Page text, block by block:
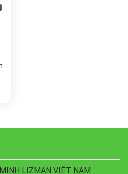
LIZMAN VIỆT NAM